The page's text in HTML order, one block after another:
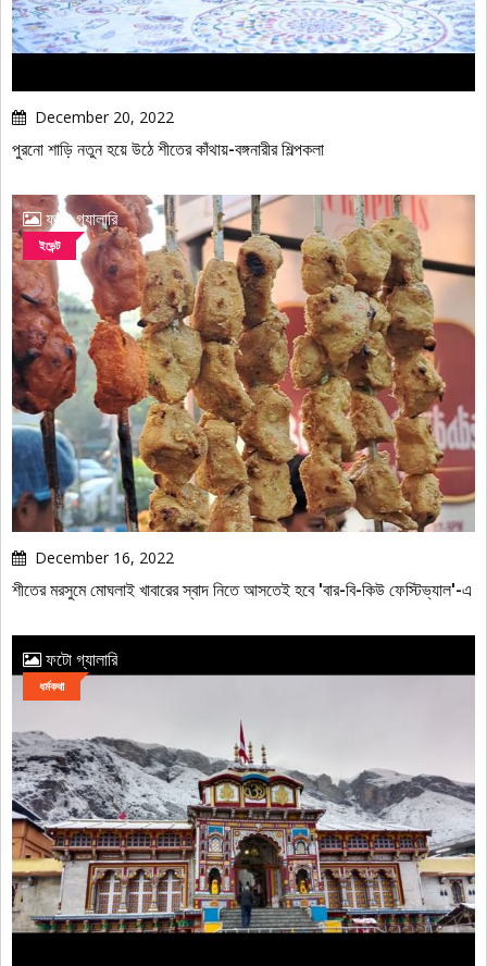
December 20, 2022
পুরনো শাড়ি নতুন হয়ে উঠে শীতের কাঁথায়-বঙ্গনারীর শিল্পকলা
ফটো গ্যালারি
ইভেন্ট
December 16, 2022
শীতের মরসুমে মোঘলাই খাবারের স্বাদ নিতে আসতেই হবে 'বার-বি-কিউ ফেস্টিভ্যাল'-এ
ফটো গ্যালারি
ধর্মকথা